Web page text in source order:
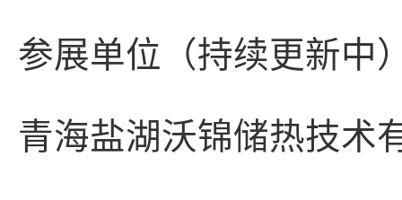
参展单位（持续更新中
青海盐湖沃锦储热技术